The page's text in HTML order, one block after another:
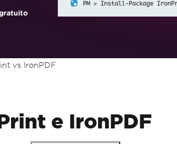
Install-Package
vs IronPDF
e IronPDF